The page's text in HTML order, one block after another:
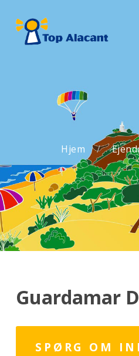
Hjem
Guardamar
SPØRG OM